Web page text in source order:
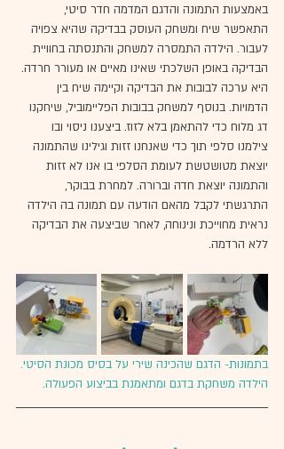
באמצעות התמונה והדגם המדמה חדר סיטי,
התאפשר שיח ומשחק העוסק בבדיקה שהיא צפויה
לעבור. הילדה התמסרה למשחק והתנסתה בחוויית
הבדיקה באופן השלכתי שאינו מאיים או מעורר חרדה.
היא ערכה לבובות את הבדיקה וקיימה שיח בין
הדמויות. בנוסף למשחק בבובות הפליימוביל, שיחקנו
דג מלוח כדי להתאמן בלא לזוז. ביצענו ניסוי ובו
צילמנו סלפי תוך כדי שאנחנו זזות וגילינו שהתמונה
יוצאת מטושטשת לעומת הסלפי בו אנו לא זזות
והתמונה יוצאת חדה וברורה. למחרת בבוקר,
התרגשתי לקבל מהאם הודעה עם תמונה בה הילדה
נראית מחוייכת ונינוחה, לאחר שביצעה את הבדיקה
ללא הרדמה.
בתמונות- הדגם שהכינה שירי על בסיס מכונת הסיטי.
הילדה משחקת בדגם ומתאמנת בביצוע הפעולה.